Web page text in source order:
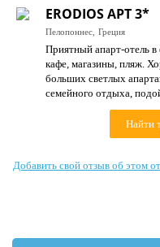
Цены дня
Страны
Как купить
ERODIOS APT 3*
Пелопоннес, Греция
Приятный апарт-отель
кафе, магазины, пляж.
больших светлых
семейного отдыха,
Найти
Добавить свой отзыв об этом